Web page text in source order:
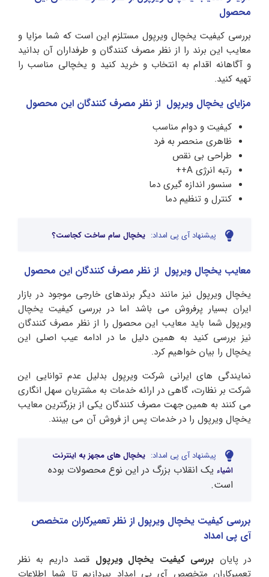
محصول
بررسی کیفیت یخچال ویرپول مستلزم این است که شما مزایا و
معایب این برند را از نظر مصرف کنندگان و طرفداران آن بدانید
و آگاهانه اقدام به انتخاب و خرید کنید و یخچالی مناسب را
تهیه کنید.
مزایای یخچال ویرپول از نظر مصرف کنندگان این محصول
کیفیت و دوام مناسب
ظاهری منحصر به فرد
طراحی بی نقص
رتبه انرژی A++
سنسور اندازه گیری دما
کنترل و تنظیم دما
پیشنهاد آی پی امداد: یخچال سام ساخت کجاست؟
معایب یخچال ویرپول از نظر مصرف کنندگان این محصول
یخچال ویرپول نیز مانند دیگر برندهای خارجی موجود در بازار
ایران بسیار پرفروش می باشد اما در بررسی کیفیت یخچال
ویرپول شما باید معایب این محصول را از نظر مصرف کنندگان
نیز بررسی کنید به همین دلیل ما در ادامه عیب اصلی این
یخچال را بیان خواهیم کرد.
نمایندگی های ایرانی شرکت ویرپول بدلیل عدم توانایی این
شرکت بر نظارت، گاهی در ارائه خدمات به مشتریان سهل انگاری
می کنند به همین جهت مصرف کنندگان یکی از بزرگترین معایب
یخچال ویرپول را در خدمات پس از فروش آن می بینند.
پیشنهاد آی پی امداد: یخچال های مجهز به اینترنت
اشیاء یک انقلاب بزرگ در این نوع محصولات بوده
است.
بررسی کیفیت یخچال ویرپول از نظر تعمیرکاران متخصص
آی پی امداد
در پایان بررسی کیفیت یخچال ویرپول قصد داریم به نظر